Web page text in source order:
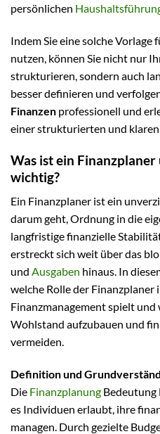
persönlichen
Indem Sie eine solche Vorlage
nutzen, können Sie nicht nur
strukturieren, sondern auch
besser definieren und
Finanzen professionell und
einer strukturierten und klaren
Was ist ein
wichtig?
Ein Finanzplaner ist ein
darum geht, Ordnung in die
langfristige finanzielle
erstreckt sich weit über das
und Ausgaben hinaus. In
welche Rolle der Finanzplaner
Finanzmanagement spielt und
Wohlstand aufzubauen und
vermeiden.
Definition und
Die Finanzplanung Bedeutung
es Individuen erlaubt, ihre
managen. Durch gezielte